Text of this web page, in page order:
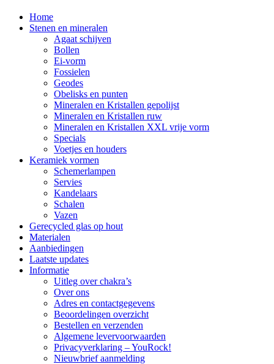
Home
Stenen en mineralen
Agaat schijven
Bollen
Ei-vorm
Fossielen
Geodes
Obelisks en punten
Mineralen en Kristallen gepolijst
Mineralen en Kristallen ruw
Mineralen en Kristallen XXL vrije vorm
Specials
Voetjes en houders
Keramiek vormen
Schemerlampen
Servies
Kandelaars
Schalen
Vazen
Gerecycled glas op hout
Materialen
Aanbiedingen
Laatste updates
Informatie
Uitleg over chakra’s
Over ons
Adres en contactgegevens
Beoordelingen overzicht
Bestellen en verzenden
Algemene levervoorwaarden
Privacyverklaring – YouRock!
Nieuwbrief aanmelding